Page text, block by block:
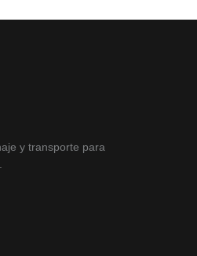
y transporte para